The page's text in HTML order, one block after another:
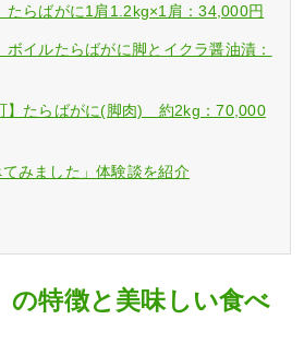
たらばがに1肩1.2kg×1肩：34,000円
ボイルたらばがに脚とイクラ醤油漬：
】たらばがに(脚肉) 約2kg：70,000
てみました」体験談を紹介
の特徴と美味しい食べ